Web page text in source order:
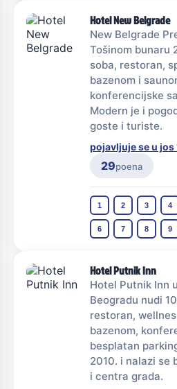
Hotel New Belgrade
New Belgrade
Tošinom bunaru
soba, restoran,
bazenom i
konferencijske
Modern je i
goste i turiste.
pojavljuje se u jos
29poena
1 2 3 4
6 7 8 9
Hotel Putnik Inn
Hotel Putnik Inn
Beogradu nudi
restoran,
bazenom,
besplatan
2010. i nalazi se
i centra grada.